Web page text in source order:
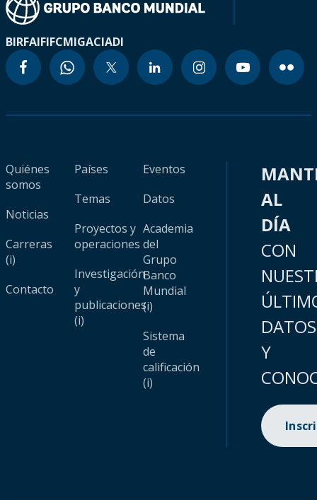
BIRFAIFIFCMIGACIADI
Quiénes
somos
Noticias
Carreras
(i)
Contacto
Países
Temas
Proyectos y
operaciones
Investigación
y
publicaciones
(i)
Eventos
Datos
Academia
del
Grupo
Banco
Mundial
(i)
Sistema
de
calificación
(i)
AL
DÍA
CON
DATOS
Y